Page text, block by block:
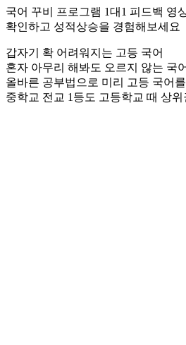
국어 꾸비 프로그램 1대1 피드백 영
확인하고 성적상승을 경험해보세요
갑자기 확 어려워지는 고등 국어
혼자 아무리 해봐도 오르지 않는 국
올바른 공부법으로 미리 고등 국어
중학교 전교 1등도 고등학교 때 상